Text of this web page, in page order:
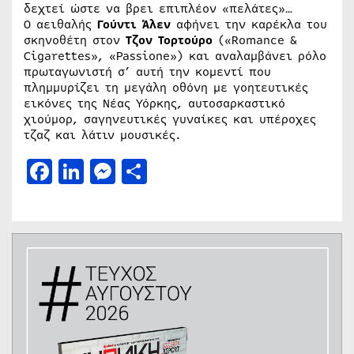
δεχτεί ώστε να βρει επιπλέον «πελάτες»…
Ο αειθαλής Γούντι Άλεν αφήνει την καρέκλα του
σκηνοθέτη στον Τζον Τορτούρο («Romance &
Cigarettes», «Passione») και αναλαμβάνει ρόλο
πρωταγωνιστή σ’ αυτή την κομεντί που
πλημμυρίζει τη μεγάλη οθόνη με γοητευτικές
εικόνες της Νέας Υόρκης, αυτοσαρκαστικό
χιούμορ, σαγηνευτικές γυναίκες και υπέροχες
τζαζ και λάτιν μουσικές.
Facebook
LinkedIn
Messenger